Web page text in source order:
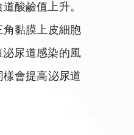
酸鹼值上升。
黏膜上皮細胞
尿道感染的風
會提高泌尿道